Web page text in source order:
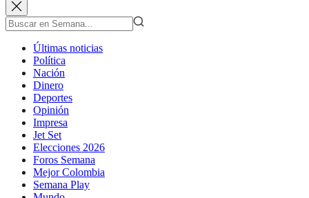
Últimas noticias
Política
Nación
Dinero
Deportes
Opinión
Impresa
Jet Set
Elecciones 2026
Foros Semana
Mejor Colombia
Semana Play